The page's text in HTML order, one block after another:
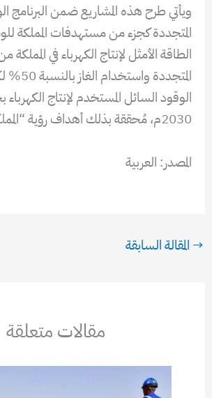
ويأتي طرح هذه المشاريع ضمن البرنامج
المتجددة كجزء من مستهدفات المملكة
الطاقة الأمثل لإنتاج الكهرباء في
المتجددة
الوقود السائل المستخدم لإنتاج
2030م، مُحققة بذلك أهداف رؤية “المملكة 2030” .
المصدر: العربية
→ المقالة السابقة
مقالات متعلقة